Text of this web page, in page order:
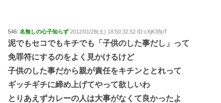
546: 名無しの心子知らず 2012/01/28(土) 18:50:32.52 ID:cXjK38pT
泥でもセコでもキチでも「子供のした事だし」って
免罪符にするのをよく見かけるけど
子供のした事だから親が責任をキチンととれって
ギッチギチに締め上げてやって欲しいわ
とりあえずカレーの人は大事がなくて良かったよ